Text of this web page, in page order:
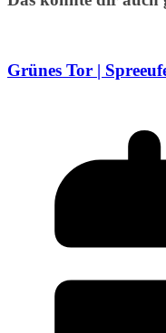
Grünes Tor |